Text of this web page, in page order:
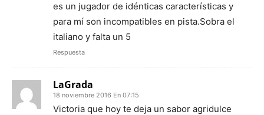
es un jugador de idénticas características y
para mí son incompatibles en pista.Sobra el
italiano y falta un 5
Respuesta
LaGrada
18 noviembre 2016 En 07:15
Victoria que hoy te deja un sabor agridulce